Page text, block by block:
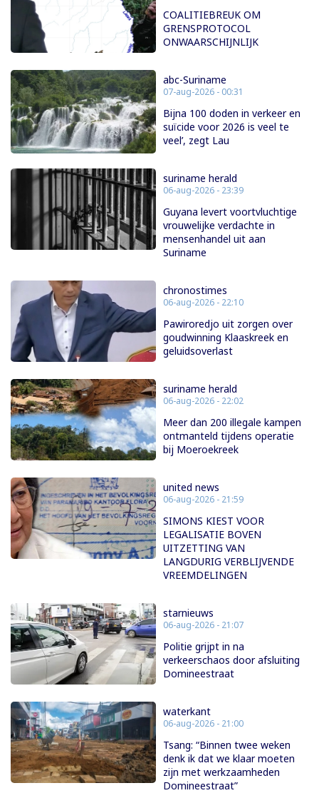
COALITIEBREUK OM
GRENSPROTOCOL
ONWAARSCHIJNLIJK
abc-Suriname
07-aug-2026 - 00:31
Bijna 100 doden in verkeer en
suïcide voor 2026 is veel te
veel’, zegt Lau
suriname herald
06-aug-2026 - 23:39
Guyana levert voortvluchtige
vrouwelijke verdachte in
mensenhandel uit aan
Suriname
chronostimes
06-aug-2026 - 22:10
Pawiroredjo uit zorgen over
goudwinning Klaaskreek en
geluidsoverlast
suriname herald
06-aug-2026 - 22:02
Meer dan 200 illegale kampen
ontmanteld tijdens operatie
bij Moeroekreek
united news
06-aug-2026 - 21:59
SIMONS KIEST VOOR
LEGALISATIE BOVEN
UITZETTING VAN
LANGDURIG VERBLIJVENDE
VREEMDELINGEN
starnieuws
06-aug-2026 - 21:07
Politie grijpt in na
verkeerschaos door afsluiting
Domineestraat
waterkant
06-aug-2026 - 21:00
Tsang: “Binnen twee weken
denk ik dat we klaar moeten
zijn met werkzaamheden
Domineestraat”